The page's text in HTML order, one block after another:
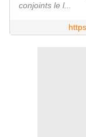
conjoints le l...